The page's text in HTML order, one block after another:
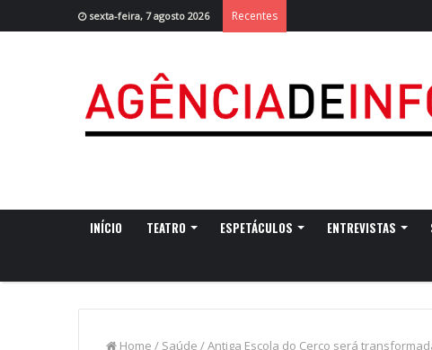
sexta-feira, 7 agosto 2026 Recentes
INÍCIO TEATRO ESPETÁCULOS ENTREVISTAS
Home / Saúde /Antiga Escola do Cerco será